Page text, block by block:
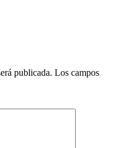
publicada. Los campos